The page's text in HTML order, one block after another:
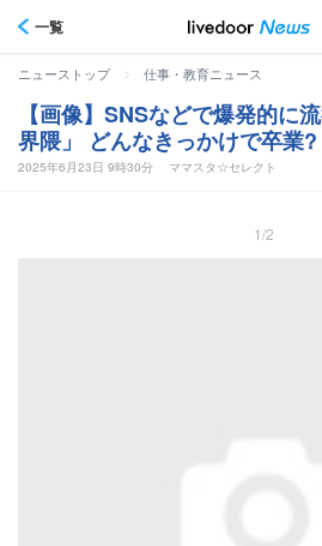
一覧
ニューストップ > 仕事・教育ニュース
【画像】SNSなどで爆発的に
界隈」 どんなきっかけで卒業
2025年6月23日 9時30分 ママスタ☆セレクト
1/2